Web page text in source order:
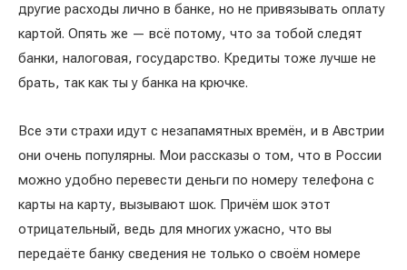
другие расходы лично в банке, но не привязывать оплату
картой. Опять же — всё потому, что за тобой следят
банки, налоговая, государство. Кредиты тоже лучше не
брать, так как ты у банка на крючке.
Все эти страхи идут с незапамятных времён, и в Австрии
они очень популярны. Мои рассказы о том, что в России
можно удобно перевести деньги по номеру телефона с
карты на карту, вызывают шок. Причём шок этот
отрицательный, ведь для многих ужасно, что вы
передаёте банку сведения не только о своём номере